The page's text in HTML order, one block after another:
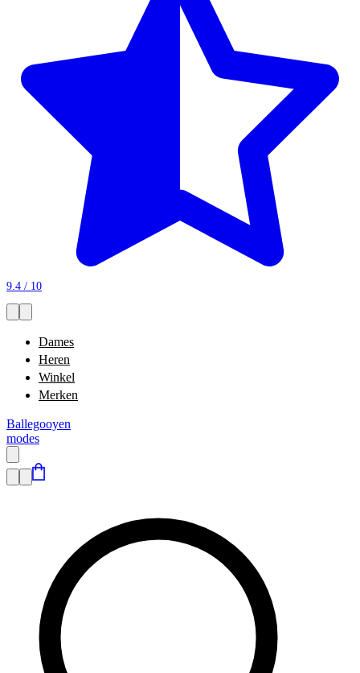
9.4 / 10
Dames
Heren
Winkel
Merken
Ballegooyen
modes